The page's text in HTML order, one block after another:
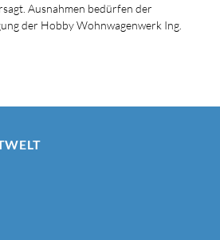
Ausnahmen bedürfen der
der Hobby Wohnwagenwerk Ing.